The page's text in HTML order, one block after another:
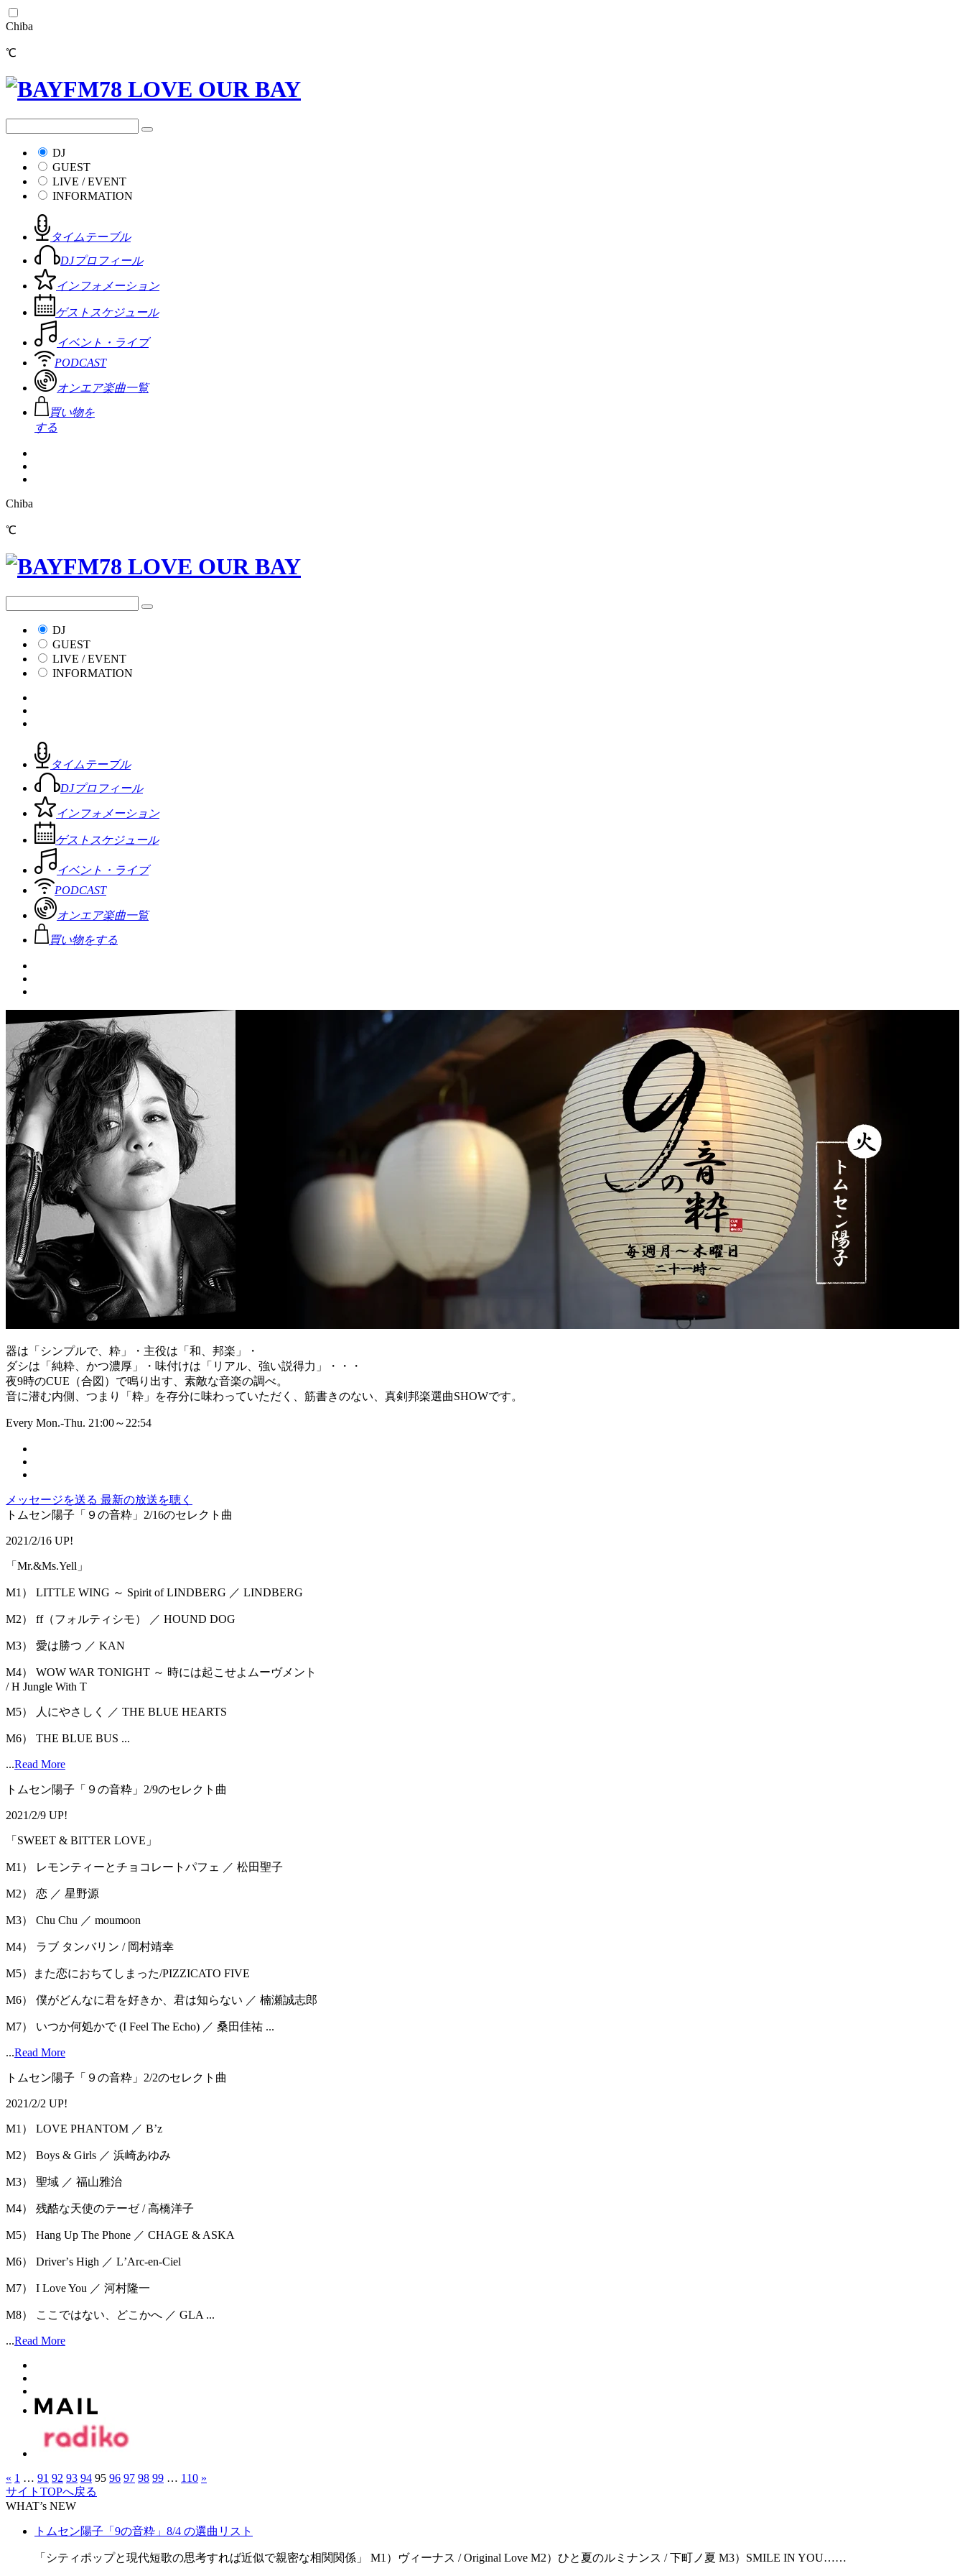
Chiba
℃
DJ
GUEST
LIVE / EVENT
INFORMATION
タイムテーブル
DJプロフィール
インフォメーション
ゲストスケジュール
イベント・ライブ
PODCAST
オンエア楽曲一覧
買い物を
する
Chiba
℃
DJ
GUEST
LIVE / EVENT
INFORMATION
タイムテーブル
DJプロフィール
インフォメーション
ゲストスケジュール
イベント・ライブ
PODCAST
オンエア楽曲一覧
買い物をする
器は「シンプルで、粋」・主役は「和、邦楽」・
ダシは「純粋、かつ濃厚」・味付けは「リアル、強い説得力」・・・
夜9時のCUE（合図）で鳴り出す、素敵な音楽の調べ。
音に潜む内側、つまり「粋」を存分に味わっていただく、筋書きのない、真剣邦楽選曲SHOWです。
Every Mon.-Thu. 21:00～22:54
メッセージを送る 最新の放送を聴く
トムセン陽子「９の音粋」2/16のセレクト曲
2021/2/16 UP!
「Mr.&Ms.Yell」
M1） LITTLE WING ～ Spirit of LINDBERG ／ LINDBERG
M2） ff（フォルティシモ） ／ HOUND DOG
M3） 愛は勝つ ／ KAN
M4） WOW WAR TONIGHT ～ 時には起こせよムーヴメント
/ H Jungle With T
M5） 人にやさしく ／ THE BLUE HEARTS
M6） THE BLUE BUS ...
...Read More
トムセン陽子「９の音粋」2/9のセレクト曲
2021/2/9 UP!
「SWEET & BITTER LOVE」
M1） レモンティーとチョコレートパフェ ／ 松田聖子
M2） 恋 ／ 星野源
M3） Chu Chu ／ moumoon
M4） ラブ タンバリン / 岡村靖幸
M5）また恋におちてしまった/PIZZICATO FIVE
M6） 僕がどんなに君を好きか、君は知らない ／ 楠瀬誠志郎
M7） いつか何処かで (I Feel The Echo) ／ 桑田佳祐 ...
...Read More
トムセン陽子「９の音粋」2/2のセレクト曲
2021/2/2 UP!
M1） LOVE PHANTOM ／ Bʼz
M2） Boys & Girls ／ 浜崎あゆみ
M3） 聖域 ／ 福山雅治
M4） 残酷な天使のテーゼ / 高橋洋子
M5） Hang Up The Phone ／ CHAGE & ASKA
M6） Driverʼs High ／ LʼArc-en-Ciel
M7） I Love You ／ 河村隆一
M8） ここではない、どこかへ ／ GLA ...
...Read More
« 1 … 91 92 93 94 95 96 97 98 99 … 110 »
サイトTOPへ戻る
WHAT’s NEW
トムセン陽子「9の音粋」8/4 の選曲リスト
「シティポップと現代短歌の思考すれば近似で親密な相関関係」 M1）ヴィーナス / Original Love M2）ひと夏のルミナンス / 下町ノ夏 M3）SMILE IN YOU……